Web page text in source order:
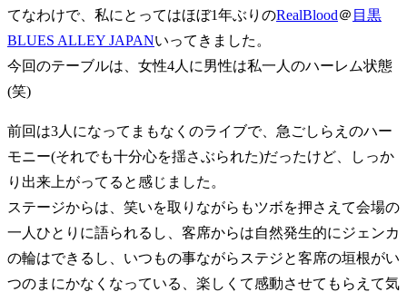
てなわけで、私にとってはほぼ1年ぶりのRealBlood＠ 目黒
BLUES ALLEY JAPANいってきました。
今回のテーブルは、女性4人に男性は私一人のハーレム状態
(笑)
前回は3人になってまもなくのライブで、急ごしらえのハー
モニー(それでも十分心を揺さぶられた)だったけど、しっか
り出来上がってると感じました。
ステージからは、笑いを取りながらもツボを押さえて会場の
一人ひとりに語られるし、客席からは自然発生的にジェンカ
の輪はできるし、いつもの事ながらステジと客席の垣根がい
つのまにかなくなっている、楽しくて感動させてもらえて気